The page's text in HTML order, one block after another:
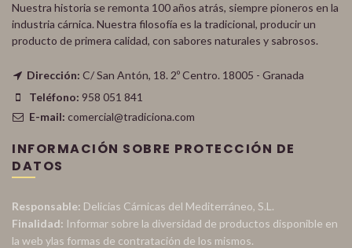
Nuestra historia se remonta 100 años atrás, siempre pioneros en la
industria cárnica. Nuestra filosofía es la tradicional, producir un
producto de primera calidad, con sabores naturales y sabrosos.
Dirección: C/ San Antón, 18. 2º Centro. 18005 - Granada
Teléfono: 958 051 841
E-mail: comercial@tradiciona.com
INFORMACIÓN SOBRE PROTECCIÓN DE
DATOS
Responsable: Delicias Cárnicas del Mediterráneo, S.L.
Finalidad: Informar sobre la diversidad de productos disponible en
la web ylas formas de contratación de los mismos.